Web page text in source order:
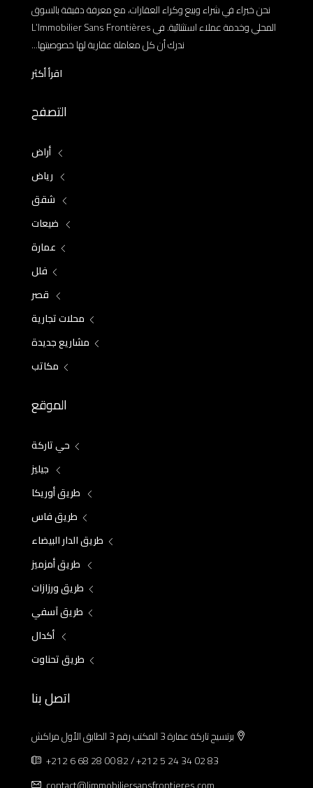
نحن خبراء في شراء وبيع وكراء العقارات، مع معرفة دقيقة بالسوق
المحلي وخدمة عملاء استثنائية. في L’Immobilier Sans Frontières
ندرك أن كل معاملة عقارية لها خصوصيتها...
اقرأ أكثر
التصفح
أراض
رياض
شقق
ضيعات
عمارة
فلل
قصر
محلات تجارية
مشاريع جديدة
مكاتب
الموقع
حي تاركة
جيليز
طريق أوريكا
طريق فاس
طريق الدار البيضاء
طريق أمزميز
طريق ورزازات
طريق آسفي
أكدال
طريق تحناوت
اتصل بنا
برتسيج تاركة عمارة 3 المكتب رقم 3 الطابق الأول مراكش
+212 6 68 28 00 82 / +212 5 24 34 02 83